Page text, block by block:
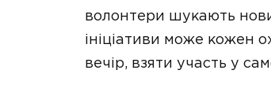
волонтери шукають
ініціативи може кожен
вечір, взяти участь у